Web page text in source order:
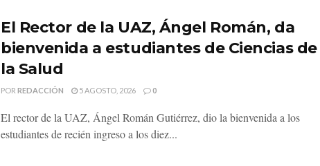
El Rector de la UAZ, Ángel Román, da
bienvenida a estudiantes de Ciencias de
la Salud
POR REDACCIÓN 5 AGOSTO, 2026 0
El rector de la UAZ, Ángel Román Gutiérrez, dio la bienvenida a los
estudiantes de recién ingreso a los diez...